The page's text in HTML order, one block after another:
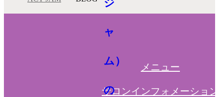
メニュー
サロンインフォメーション